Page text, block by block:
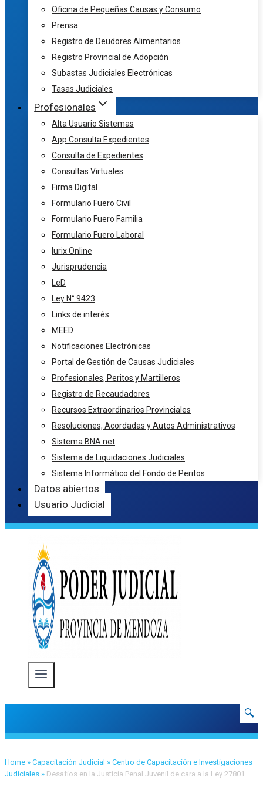
Oficina de Pequeñas Causas y Consumo
Prensa
Registro de Deudores Alimentarios
Registro Provincial de Adopción
Subastas Judiciales Electrónicas
Tasas Judiciales
Profesionales
Alta Usuario Sistemas
App Consulta Expedientes
Consulta de Expedientes
Consultas Virtuales
Firma Digital
Formulario Fuero Civil
Formulario Fuero Familia
Formulario Fuero Laboral
Iurix Online
Jurisprudencia
LeD
Ley N° 9423
Links de interés
MEED
Notificaciones Electrónicas
Portal de Gestión de Causas Judiciales
Profesionales, Peritos y Martilleros
Registro de Recaudadores
Recursos Extraordinarios Provinciales
Resoluciones, Acordadas y Autos Administrativos
Sistema BNA net
Sistema de Liquidaciones Judiciales
Sistema Informático del Fondo de Peritos
Datos abiertos
Usuario Judicial
🔍
Home » Capacitación Judicial » Centro de Capacitación e Investigaciones
Judiciales » Desafíos en la Justicia Penal Juvenil de cara a la Ley 27801